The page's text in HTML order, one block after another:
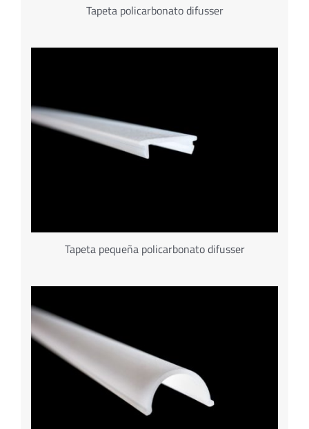
Tapeta policarbonato difusser
Tapeta pequeña policarbonato difusser